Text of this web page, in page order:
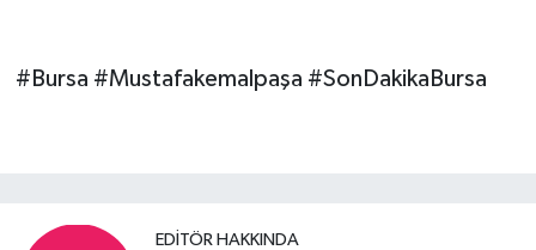
#Bursa #Mustafakemalpaşa #SonDakikaBursa
EDITÖR HAKKINDA